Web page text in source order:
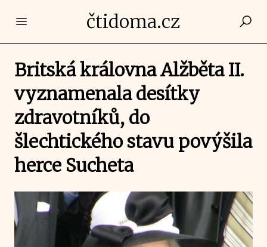
Open main menučtidoma.cz
Britská královna Alžběta II.
vyznamenala desítky
zdravotníků, do
šlechtického stavu povýšila
herce Sucheta